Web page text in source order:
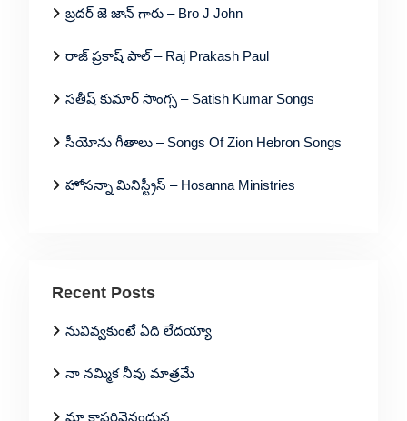
బ్రదర్ జె జాన్ గారు – Bro J John
రాజ్ ప్రకాష్ పాల్ – Raj Prakash Paul
సతీష్ కుమార్ సాంగ్స – Satish Kumar Songs
సీయోను గీతాలు – Songs Of Zion Hebron Songs
హోసన్నా మినిస్ట్రీస్ – Hosanna Ministries
Recent Posts
నువివ్వకుంటే ఏది లేదయ్యా
నా నమ్మిక నీవు మాత్రమే
మా కాపరివైనందున